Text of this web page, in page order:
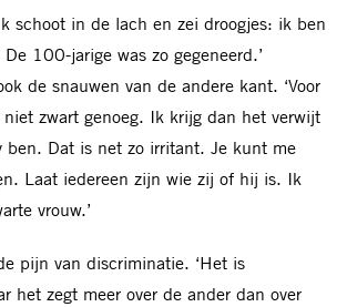
schoot in de lach en zei droogjes: ik ben
100-jarige was zo gegeneerd.’
de snauwen van de andere kant. ‘Voor
zwart genoeg. Ik krijg dan het verwijt
ben. Dat is net zo irritant. Je kunt me
Laat iedereen zijn wie zij of hij is. Ik
vrouw.’
pijn van discriminatie. ‘Het is
het zegt meer over de ander dan over